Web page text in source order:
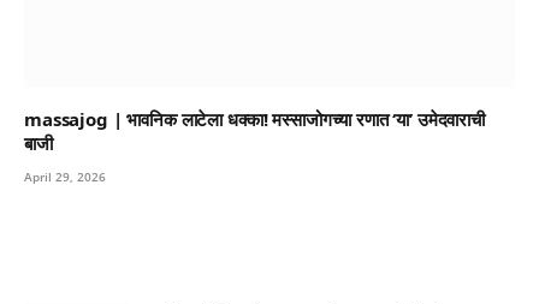
massajog | भावनिक लाटेला धक्का! मस्साजोगच्या रणात ‘या’ उमेदवाराची
बाजी
April 29, 2026